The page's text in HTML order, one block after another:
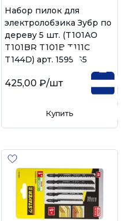
Набор пилок для
электролобзика Зубр по
дереву 5 шт. (T101AO
T101BR T101B T111C
T144D) арт. 1595-S5
425,00 ₽/шт
Купить